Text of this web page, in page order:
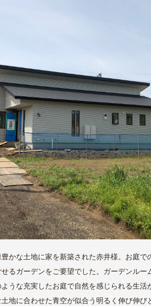
かな土地に家を新築された赤井様。お庭で
るガーデンをご要望でした。ガーデンルー
うな充実したお庭で自然を感じられる生活
地に合わせた青空が似合う明るく伸び伸び